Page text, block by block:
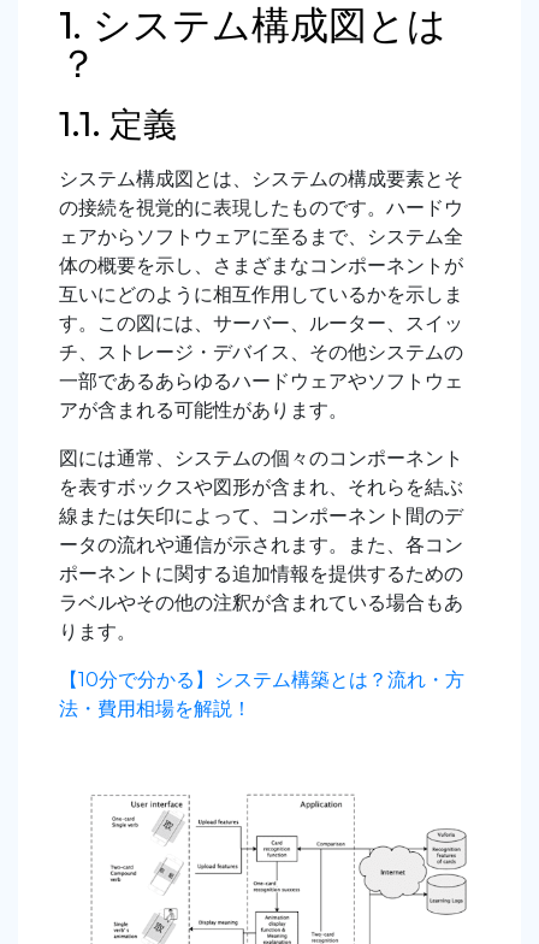
1. システム構成図とは
？
1.1. 定義
システム構成図とは、システムの構成要素とそ
の接続を視覚的に表現したものです。ハードウ
ェアからソフトウェアに至るまで、システム全
体の概要を示し、さまざまなコンポーネントが
互いにどのように相互作用しているかを示しま
す。この図には、サーバー、ルーター、スイッ
チ、ストレージ・デバイス、その他システムの
一部であるあらゆるハードウェアやソフトウェ
アが含まれる可能性があります。
図には通常、システムの個々のコンポーネント
を表すボックスや図形が含まれ、それらを結ぶ
線または矢印によって、コンポーネント間のデ
ータの流れや通信が示されます。また、各コン
ポーネントに関する追加情報を提供するための
ラベルやその他の注釈が含まれている場合もあ
ります。
【10分で分かる】システム構築とは？流れ・方
法・費用相場を解説！